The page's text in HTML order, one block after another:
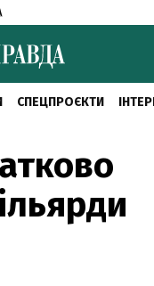
СПЕЦПРОЄКТИ